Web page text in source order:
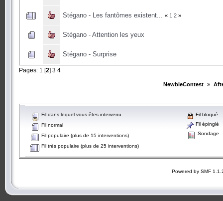
Stégano - Les fantômes existent... « 1 2 »
Stégano - Attention les yeux
Stégano - Surprise
Pages: 1 [2] 3 4
NewbieContest »
Fil dans lequel vous êtes intervenu
Fil normal
Fil populaire (plus de 15 interventions)
Fil très populaire (plus de 25 interventions)
Fil bloqué
Fil épinglé
Sondage
Powered by SMF